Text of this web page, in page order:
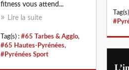
fitness vous attend...
Lire la suite
Tag(s) : #65 Tarbes & Agglo,
#65 Hautes-Pyrénées,
#Pyrénées Sport